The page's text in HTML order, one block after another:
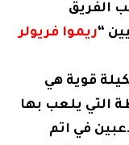
الفريق
ريموا فريولر
قوية هي
التي يلعب بها
في اتم